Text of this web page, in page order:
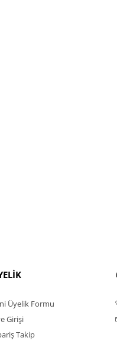
Üyelik Formu
Girişi
Takip